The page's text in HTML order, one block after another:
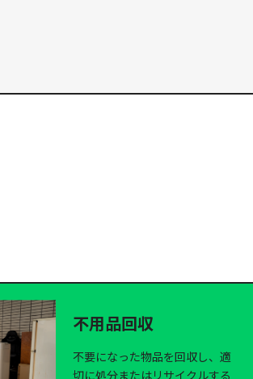
不用品回収
不要になった物品を回収し、適
切に処分またはリサイクルする